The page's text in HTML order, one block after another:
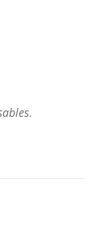
.